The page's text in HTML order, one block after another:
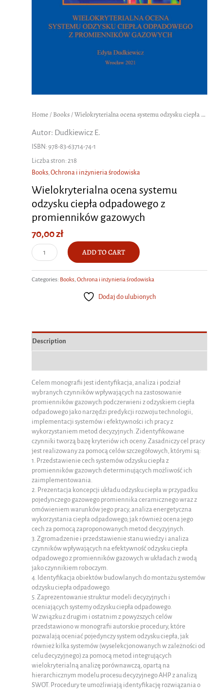
Home/ Books/ Wielokryterialna ocena systemu odzysku ciepła odpadowego z promienników gazowych
Autor: Dudkiewicz E.
ISBN: 978-83-63714-74-1
Liczba stron: 218
Books,Ochrona i inżynieria środowiska
Wielokryterialna ocena systemu
odzysku ciepła odpadowego z
promienników gazowych
70,00zł
Wielokryterialna
ocena
systemu
odzysku
gazowych
quantity
ADD TO CART
Categories: Books,Ochrona i inżynieria środowiska
Dodaj do ulubionych
Description
Celem monografii jest identyfikacja, analiza i podział
wybranych czynników wpływających na zastosowanie
promienników gazowych podczerwieni z odzyskiem ciepła
odpadowego jako narzędzi predykcji rozwoju technologii,
implementacji systemów i efektywności ich pracy z
wykorzystaniem metod decyzyjnych. Zidentyfikowane
czynniki tworzą bazę kryteriów ich oceny. Zasadniczy cel pracy
jest realizowany za pomocą celów szczegółowych, którymi są:
1. Przedstawienie cech systemów odzysku ciepła z
promienników gazowych determinujących możliwość ich
zaimplementowania.
2. Prezentacja koncepcji układu odzysku ciepła w przypadku
pojedynczego gazowego promiennika ceramicznego wraz z
omówieniem warunków jego pracy, analiza energetyczna
wykorzystania ciepła odpadowego, jak również ocena jego
cech za pomocą zaproponowanych metod decyzyjnych.
3. Zgromadzenie i przedstawienie stanu wiedzy i analiza
czynników wpływających na efektywność odzysku ciepła
odpadowego z promienników gazowych w układach z wodą
jako czynnikiem roboczym.
4. Identyfikacja obiektów budowlanych do montażu systemów
odzysku ciepła odpadowego.
5. Zaprezentowanie struktur modeli decyzyjnych i
oceniających systemy odzysku ciepła odpadowego.
W związku z drugim i ostatnim z powyższych celów
przedstawiono w monografii autorskie procedury, które
pozwalają oceniać pojedynczy system odzysku ciepła, jak
również kilka systemów (wyselekcjonowanych w zależności od
celu decyzyjnego) za pomocą metod integrujących
wielokryterialną analizę porównawczą, opartą na
hierarchicznym modelu procesu decyzyjnego AHP z analizą
SWOT. Procedury te umożliwiają identyfikację rozwiązania o